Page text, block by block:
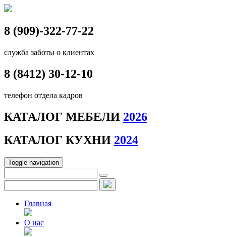
8 (909)-322-77-22
служба заботы о клиентах
8 (8412) 30-12-10
телефон отдела кадров
КАТАЛОГ МЕБЕЛИ 2026
КАТАЛОГ КУХНИ 2024
Toggle navigation
Главная
О нас